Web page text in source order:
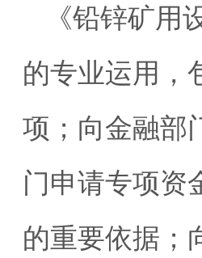
《铅锌矿
的专业运用，
项；向金融部
门申请专项资
的重要依据；